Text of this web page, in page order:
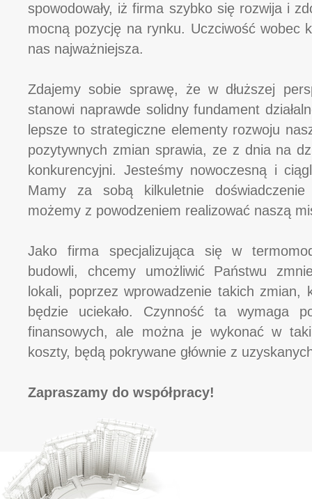
spowodowały, iż firma szybko się rozwija i
mocną pozycję na rynku. Uczciwość wobec
nas najważniejsza.
Zdajemy sobie sprawę, że w dłuższej
stanowi naprawde solidny fundament
lepsze to strategiczne elementy rozwoju
pozytywnych zmian sprawia, ze z dnia na
konkurencyjni. Jesteśmy nowoczesną i
Mamy za sobą kilkuletnie
możemy z powodzeniem realizować naszą
Jako firma specjalizująca się w
budowli, chcemy umożliwić Państwu
lokali, poprzez wprowadzenie takich zmian,
będzie uciekało. Czynność ta wymaga
finansowych, ale można je wykonać w
koszty, będą pokrywane głównie z
Zapraszamy do współpracy!